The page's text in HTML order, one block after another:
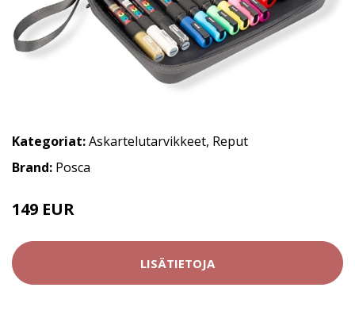
Kategoriat:Askartelutarvikkeet, Reput
Brand: Posca
149 EUR
LISÄTIETOJA